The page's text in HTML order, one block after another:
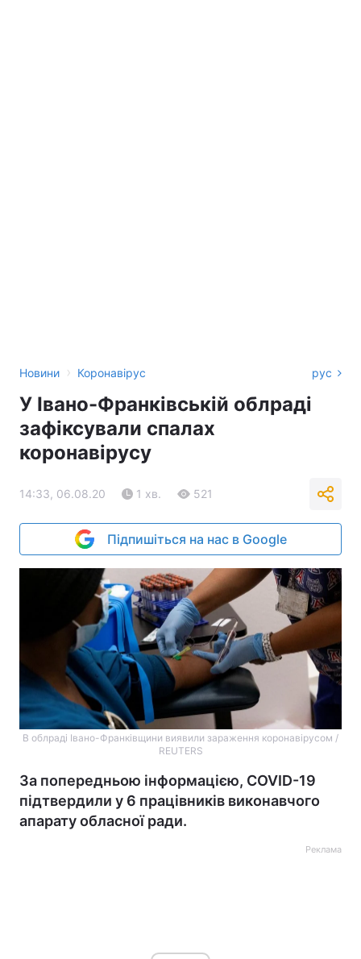
Новини › Коронавірус рус
У Івано-Франківській облраді
зафіксували спалах
коронавірусу
14:33, 06.08.20 1 хв. 521
Підпишіться на нас в Google
В облраді Івано-Франківщини виявили зараження коронавірусом /
REUTERS
За попередньою інформацією, COVID-19
підтвердили у 6 працівників виконавчого
апарату обласної ради.
Реклама